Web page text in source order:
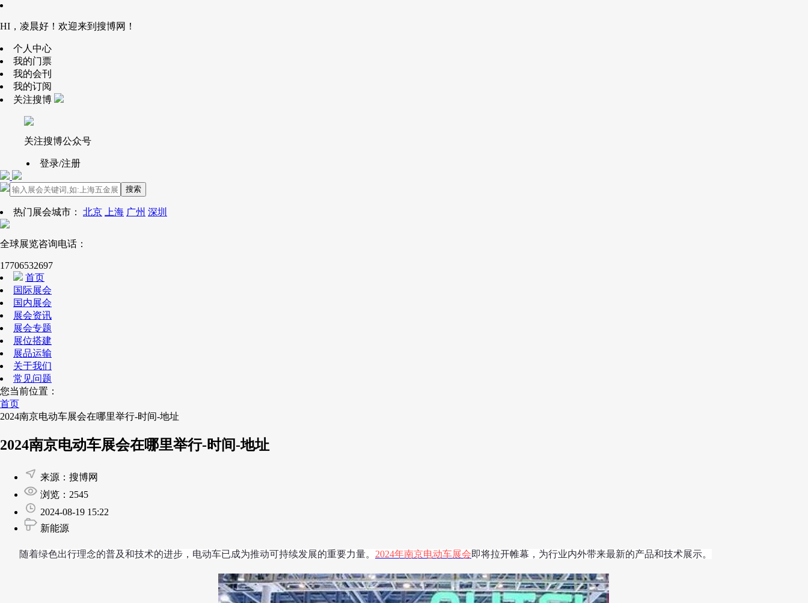
HI，凌晨好！欢迎来到搜博网！
个人中心
我的门票
我的会刊
我的订阅
关注搜博
关注搜博公众号
登录/注册
搜索
热门展会城市： 北京 上海 广州 深圳
全球展览咨询电话：
17706532697
首页
国际展会
国内展会
展会资讯
展会专题
展位搭建
展品运输
关于我们
常见问题
您当前位置：
首页
2024南京电动车展会在哪里举行-时间-地址
2024南京电动车展会在哪里举行-时间-地址
来源：搜博网
浏览：2545
2024-08-19 15:22
新能源
随着绿色出行理念的普及和技术的进步，电动车已成为推动可持续发展的重要力量。 2024年南京电动车展会即将拉开帷幕，为行业内外带来最新的产品和技术展示。